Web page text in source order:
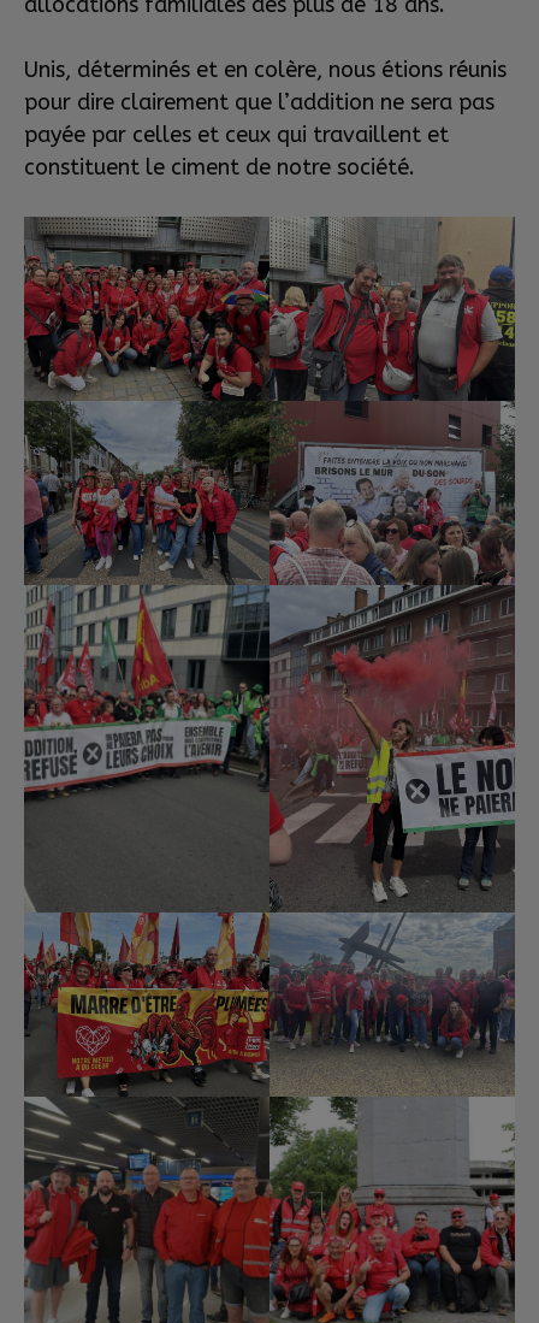
Unis, déterminés et en colère, nous étions réunis
pour dire clairement que l’addition ne sera pas
payée par celles et ceux qui travaillent et
constituent le ciment de notre société.